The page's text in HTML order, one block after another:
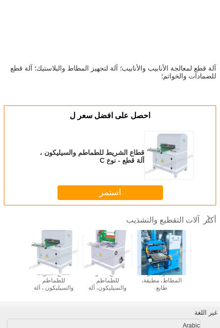
آلة قطع لمعالجة الأنابيب والأنابيب؛ آلة لتجهيز المطاط والبلاستيك؛ آلة قطع
للضمادات والخواتم؛
احصل على افضل سعر ل
قطاع الشريط للطماطم والسيليكون ،
آلة قطع - نوع C
استمر
أكثر آلات التقطيع والتشذيب
قطاع الشريط
للطماطم
والسيليكون ، آلة
آلة قطع الشرائط
للطماطم
والسيليكون، آلة
آلة لضرب أجزاء
المطاط، مطبقة،
طابع
غير اللغة
Arabic